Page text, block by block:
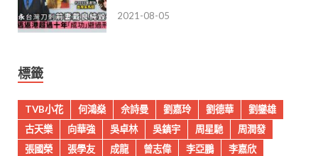
2021-08-05
標籤
TVB小花 何鴻燊 佘詩曼 劉嘉玲 劉德華
劉鑾雄
古天樂
向華強 吳卓林 吳鎮宇 周星馳
周潤發
張國榮
張學友 成龍 曾志偉 李亞鵬
李嘉欣